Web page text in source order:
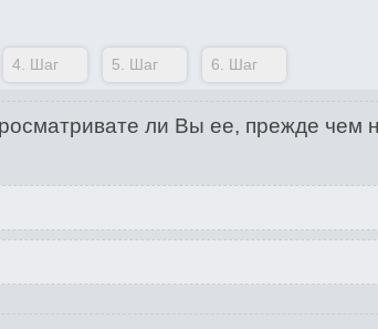
4. Шаг 5. Шаг 6. Шаг
ли Вы ее, прежде чем